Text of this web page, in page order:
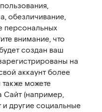
обезличивание,
персональных
внимание, что
создан ваш
на
аккаунт более
можете
Сайт (например,
и другие социальные